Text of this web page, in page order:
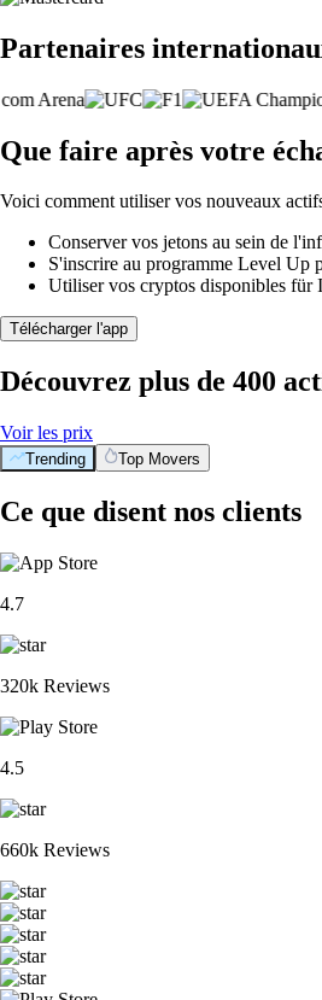
Partenaires
Que faire après votre
Voici comment utiliser vos nouveaux
Conserver vos jetons au sein de
S'inscrire au programme Level Up
Utiliser vos cryptos disponibles für
Télécharger l'app
Découvrez plus de 400
Voir les prix
Trending Top Movers
Ce que disent nos clients
4.7
320k Reviews
4.5
660k Reviews